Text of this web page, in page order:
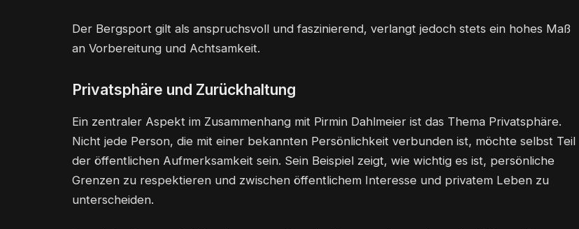
Der Bergsport gilt als anspruchsvoll und faszinierend, verlangt jedoch stets ein hohes Maß
an Vorbereitung und Achtsamkeit.
Privatsphäre und Zurückhaltung
Ein zentraler Aspekt im Zusammenhang mit Pirmin Dahlmeier ist das Thema Privatsphäre.
Nicht jede Person, die mit einer bekannten Persönlichkeit verbunden ist, möchte selbst Teil
der öffentlichen Aufmerksamkeit sein. Sein Beispiel zeigt, wie wichtig es ist, persönliche
Grenzen zu respektieren und zwischen öffentlichem Interesse und privatem Leben zu
unterscheiden.